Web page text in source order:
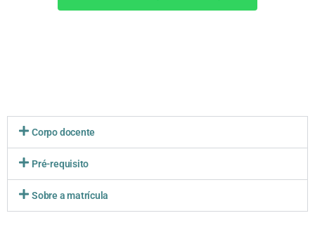
Corpo docente
Pré-requisito
Sobre a matrícula